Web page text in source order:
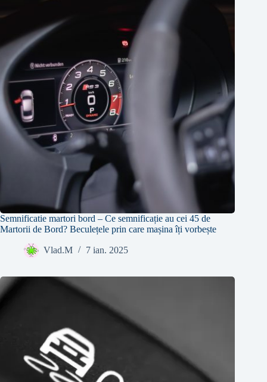
Semnificatie martori bord – Ce semnificație au cei 45 de
Martorii de Bord? Beculețele prin care mașina îți vorbește
Vlad.M 7 ian. 2025